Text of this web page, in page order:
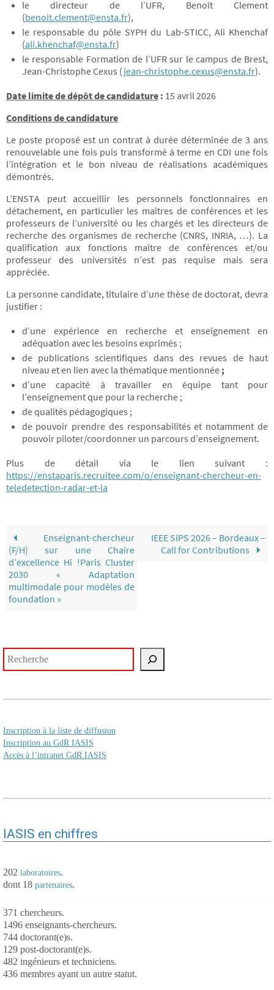
le directeur de l’UFR, Benoît Clement
(benoit.clement@ensta.fr),
le responsable du pôle SYPH du Lab-STICC, Ali Khenchaf
(ali.khenchaf@ensta.fr)
le responsable Formation de l’UFR sur le campus de Brest,
Jean-Christophe Cexus ( jean-christophe.cexus@ensta.fr).
Date limite de dépôt de candidature : 15 avril 2026
Conditions de candidature
Le poste proposé est un contrat à durée déterminée de 3 ans
renouvelable une fois puis transformé à terme en CDI une fois
l’intégration et le bon niveau de réalisations académiques
démontrés.
L’ENSTA peut accueillir les personnels fonctionnaires en
détachement, en particulier les maîtres de conférences et les
professeurs de l’université ou les chargés et les directeurs de
recherche des organismes de recherche (CNRS, INRIA, …). La
qualification aux fonctions maître de conférences et/ou
professeur des universités n’est pas requise mais sera
appréciée.
La personne candidate, titulaire d’une thèse de doctorat, devra
justifier :
d’une expérience en recherche et enseignement en
adéquation avec les besoins exprimés ;
de publications scientifiques dans des revues de haut
niveau et en lien avec la thématique mentionnée;
d’une capacité à travailler en équipe tant pour
l’enseignement que pour la recherche ;
de qualités pédagogiques ;
de pouvoir prendre des responsabilités et notamment de
pouvoir piloter/coordonner un parcours d’enseignement.
Plus de détail via le lien suivant :
https://enstaparis.recruitee.com/o/enseignant-chercheur-en-
teledetection-radar-et-ia
Enseignant-chercheur
(F/H) sur une Chaire
d’excellence Hi !Paris Cluster
2030 « Adaptation
multimodale pour modèles de
foundation »
IEEE SiPS 2026 – Bordeaux –
Call for Contributions
Inscription à la liste de diffusion
Inscription au GdR IASIS
Accès à l’intranet GdR IASIS
IASIS en chiffres
202 laboratoires.
dont 18 partenaires.
371 chercheurs.
1496 enseignants-chercheurs.
744 doctorant(e)s.
129 post-doctorant(e)s.
482 ingénieurs et techniciens.
436 membres ayant un autre statut.